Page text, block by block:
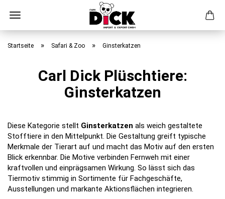
Direkt
zumStartseite » Safari & Zoo » Ginsterkatzen
Carl Dick Plüschtiere:
Ginsterkatzen
Diese Kategorie stellt Ginsterkatzen als weich gestaltete
Stofftiere in den Mittelpunkt. Die Gestaltung greift typische
Merkmale der Tierart auf und macht das Motiv auf den ersten
Blick erkennbar. Die Motive verbinden Fernweh mit einer
kraftvollen und einprägsamen Wirkung. So lässt sich das
Tiermotiv stimmig in Sortimente für Fachgeschäfte,
Ausstellungen und markante Aktionsflächen integrieren.